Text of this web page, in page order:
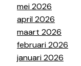
mei 2026
april 2026
maart 2026
februari 2026
januari 2026